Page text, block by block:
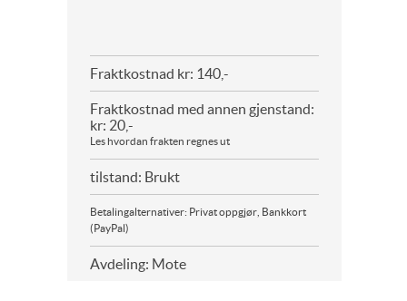
Fraktkostnad kr: 140,-
Fraktkostnad med annen gjenstand:
kr: 20,-
Les hvordan frakten regnes ut
tilstand: Brukt
Betalingalternativer: Privat oppgjør, Bankkort
(PayPal)
Avdeling: Mote